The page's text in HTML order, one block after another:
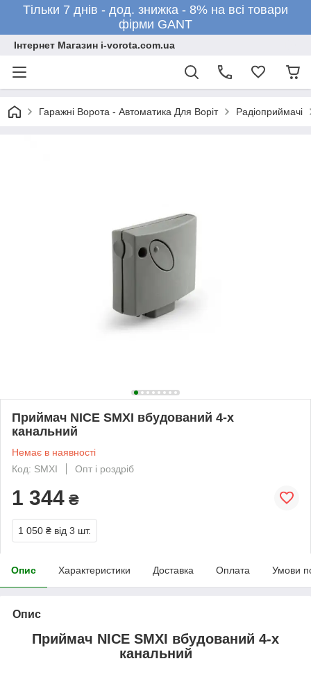
Тільки 7 днів - дод. знижка - 8% на всі товари
фірми GANT
Інтернет Магазин i-vorota.com.ua
Гаражні Ворота - Автоматика Для Воріт Радіоприймачі
Приймач NICE SMXI вбудований 4-х
канальний
Немає в наявності
Код: SMXI
Опт і роздріб
1 344 ₴
1 050 ₴ від 3 шт.
Опис Характеристики Доставка Оплата Умови
Опис
Приймач NICE SMXI вбудований 4-х
канальний